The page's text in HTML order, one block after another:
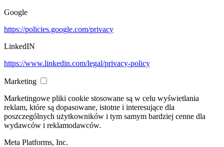
Google
https://policies.google.com/privacy
LinkedIN
https://www.linkedin.com/legal/privacy-policy
Marketing
Marketingowe pliki cookie stosowane są w celu wyświetlania
reklam, które są dopasowane, istotne i interesujące dla
poszczególnych użytkowników i tym samym bardziej cenne dla
wydawców i reklamodawców.
Meta Platforms, Inc.